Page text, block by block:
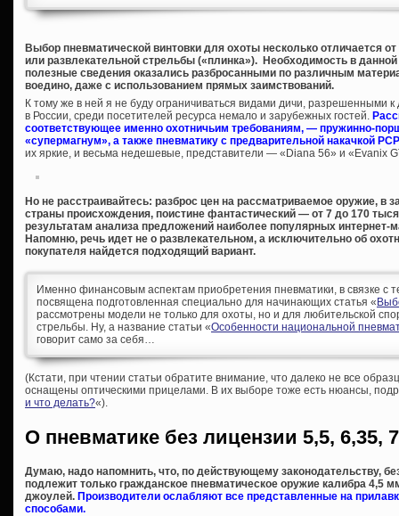
Выбор пневматической винтовки для охоты несколько отличается
или развлекательной стрельбы («плинка»). Необходимость в данной
полезные сведения оказались разбросанными по различным
воедино, даже с использованием прямых заимствований.
К тому же в ней я не буду ограничиваться видами дичи, разрешенными
в России, среди посетителей ресурса немало и зарубежных гостей.
соответствующее именно охотничьим требованиям, — пружинно-
«супермагнум», а также пневматику с предварительной накачкой
их яркие, и весьма недешевые, представители — «Diana 56» и «Evanix
Но не расстраивайтесь: разброс цен на рассматриваемое оружие, в
страны происхождения, поистине фантастический — от 7 до 170
результатам анализа предложений наиболее популярных интернет-
Напомню, речь идет не о развлекательном, а исключительно об
покупателя найдется подходящий вариант.
Именно финансовым аспектам приобретения пневматики, в связке с
посвящена подготовленная специально для начинающих статья «
рассмотрены модели не только для охоты, но и для любительской
стрельбы. Ну, а название статьи «Особенности национальной
говорит само за себя…
(Кстати, при чтении статьи обратите внимание, что далеко не все
оснащены оптическими прицелами. В их выборе тоже есть нюансы,
и что делать?«).
О пневматике без лицензии 5,5, 6,35,
Думаю, надо напомнить, что, по действующему законодательству,
подлежит только гражданское пневматическое оружие калибра 4,5
джоулей. Производители ослабляют все представленные на
способами.